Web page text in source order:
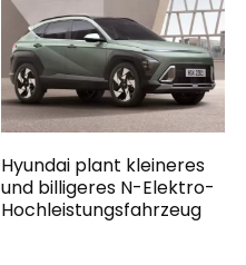
Hyundai plant kleineres
und billigeres N-Elektro-
Hochleistungsfahrzeug